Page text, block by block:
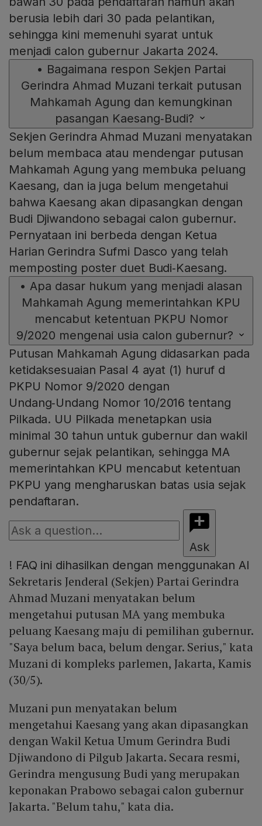
berusia lebih dari 30 pada pelantikan,
sehingga kini memenuhi syarat untuk
menjadi calon gubernur Jakarta 2024.
• Bagaimana respon Sekjen Partai
Gerindra Ahmad Muzani terkait putusan
Mahkamah Agung dan kemungkinan
pasangan Kaesang‑Budi?
Sekjen Gerindra Ahmad Muzani menyatakan
belum membaca atau mendengar putusan
Mahkamah Agung yang membuka peluang
Kaesang, dan ia juga belum mengetahui
bahwa Kaesang akan dipasangkan dengan
Budi Djiwandono sebagai calon gubernur.
Pernyataan ini berbeda dengan Ketua
Harian Gerindra Sufmi Dasco yang telah
memposting poster duet Budi‑Kaesang.
• Apa dasar hukum yang menjadi alasan
Mahkamah Agung memerintahkan KPU
mencabut ketentuan PKPU Nomor
9/2020 mengenai usia calon gubernur?
Putusan Mahkamah Agung didasarkan pada
ketidaksesuaian Pasal 4 ayat (1) huruf d
PKPU Nomor 9/2020 dengan
Undang‑Undang Nomor 10/2016 tentang
Pilkada. UU Pilkada menetapkan usia
minimal 30 tahun untuk gubernur dan wakil
gubernur sejak pelantikan, sehingga MA
memerintahkan KPU mencabut ketentuan
PKPU yang mengharuskan batas usia sejak
pendaftaran.
Ask
! FAQ ini dihasilkan dengan menggunakan AI
Sekretaris Jenderal (Sekjen) Partai Gerindra
Ahmad Muzani menyatakan belum
mengetahui putusan MA yang membuka
peluang Kaesang maju di pemilihan gubernur.
"Saya belum baca, belum dengar. Serius," kata
Muzani di kompleks parlemen, Jakarta, Kamis
(30/5).
Muzani pun menyatakan belum
mengetahui Kaesang yang akan dipasangkan
dengan Wakil Ketua Umum Gerindra Budi
Djiwandono di Pilgub Jakarta. Secara resmi,
Gerindra mengusung Budi yang merupakan
keponakan Prabowo sebagai calon gubernur
Jakarta. "Belum tahu," kata dia.